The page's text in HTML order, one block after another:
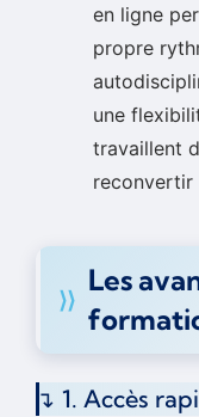
en ligne
propre
une
travaillent
reconvertir
Les
1. Accès